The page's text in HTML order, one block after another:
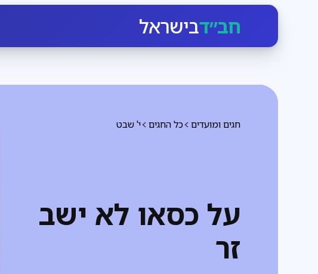
חב״דבישראל
י' שבט כל החגים חגים ומועדים
על כסאו לא ישב
זר